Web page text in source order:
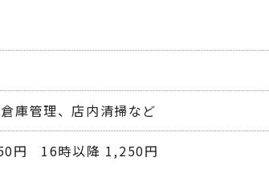
庫管理、店内清掃など
円   16時以降 1,250円